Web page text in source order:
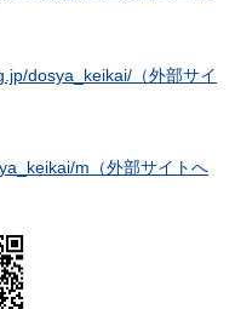
dosya_keikai/（外部サイ
m（外部サイトへ